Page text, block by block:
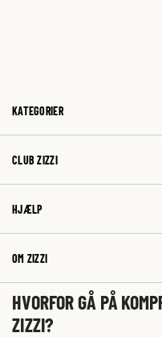
KATEGORIER
CLUB ZIZZI
HJÆLP
OM ZIZZI
HVORFOR GÅ PÅ
ZIZZI?